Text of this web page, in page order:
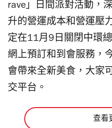
rave」日間派對活動，
升的營運成本和營運壓
定在11月9日關閉中環
網上預訂和到會服務，
會帶來全新美食，大家
交平台。
查看